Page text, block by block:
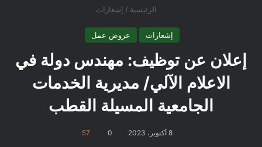
الرئيسية / إشعارات
إشعارات عروض عمل
إعلان عن توظيف: مهندس دولة في
الاعلام الآلي/ مديرية الخدمات
الجامعية المسيلة القطب
8 أكتوبر، 2023 0
57